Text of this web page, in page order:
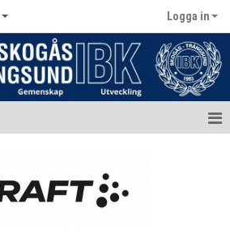
Logga in